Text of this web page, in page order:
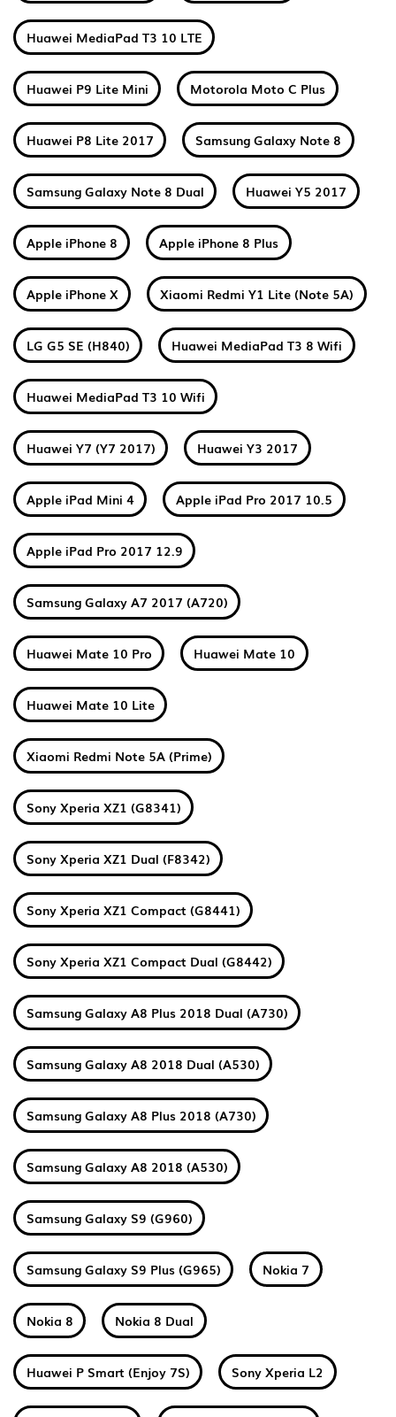
Huawei MediaPad T3 10 LTE
Huawei P9 Lite Mini Motorola Moto C Plus
Huawei P8 Lite 2017 Samsung Galaxy Note 8
Samsung Galaxy Note 8 Dual Huawei Y5 2017
Apple iPhone 8 Apple iPhone 8 Plus
Apple iPhone X Xiaomi Redmi Y1 Lite (Note 5A)
LG G5 SE (H840) Huawei MediaPad T3 8 Wifi
Huawei MediaPad T3 10 Wifi
Huawei Y7 (Y7 2017) Huawei Y3 2017
Apple iPad Mini 4 Apple iPad Pro 2017 10.5
Apple iPad Pro 2017 12.9
Samsung Galaxy A7 2017 (A720)
Huawei Mate 10 Pro Huawei Mate 10
Huawei Mate 10 Lite
Xiaomi Redmi Note 5A (Prime)
Sony Xperia XZ1 (G8341)
Sony Xperia XZ1 Dual (F8342)
Sony Xperia XZ1 Compact (G8441)
Sony Xperia XZ1 Compact Dual (G8442)
Samsung Galaxy A8 Plus 2018 Dual (A730)
Samsung Galaxy A8 2018 Dual (A530)
Samsung Galaxy A8 Plus 2018 (A730)
Samsung Galaxy A8 2018 (A530)
Samsung Galaxy S9 (G960)
Samsung Galaxy S9 Plus (G965) Nokia 7
Nokia 8 Nokia 8 Dual
Huawei P Smart (Enjoy 7S) Sony Xperia L2